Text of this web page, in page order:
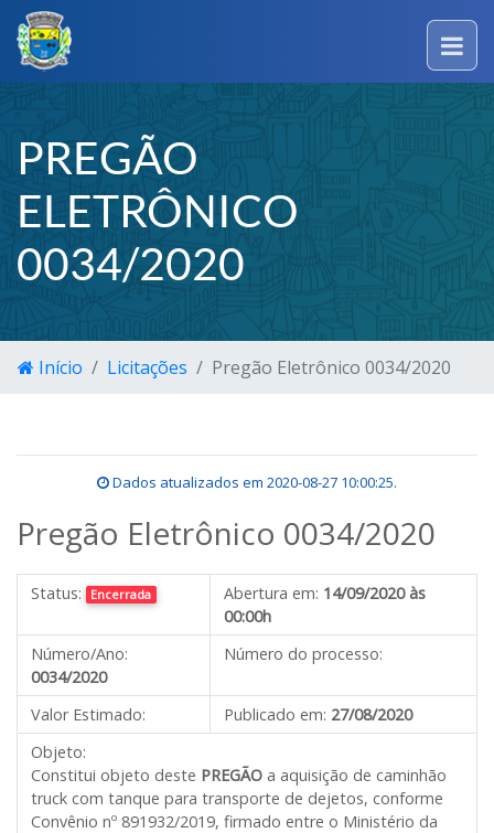
PREGÃO
ELETRÔNICO
0034/2020
Início Licitações Pregão Eletrônico 0034/2020
Dados atualizados em 2020-08-27 10:00:25.
Pregão Eletrônico 0034/2020
Status: Encerrada Abertura em: 14/09/2020 às
00:00h
Número/Ano:
0034/2020
Número do processo:
Valor Estimado: Publicado em: 27/08/2020
Objeto:
Constitui objeto deste PREGÃO a aquisição de caminhão
truck com tanque para transporte de dejetos, conforme
Convênio nº 891932/2019, firmado entre o Ministério da